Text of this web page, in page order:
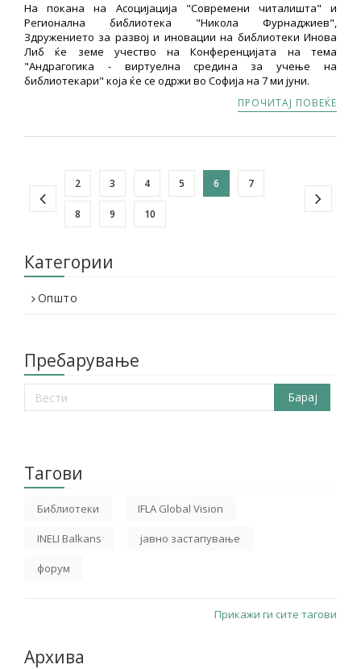
На покана на Асоцијација "Современи читалишта" и
Регионална библиотека "Никола Фурнаджиев",
Здружението за развој и иновации на библиотеки Инова
Либ ќе земе учество на Конференцијата на тема
"Андрагогика - виртуелна средина за учење на
библиотекари" која ќе се одржи во Софија на 7 ми јуни.
ПРОЧИТАЈ ПОВЕЌЕ
2 3 4 5 6 7
8 9 10
Категории
Општо
Пребарување
Тагови
Библиотеки IFLA Global Vision
INELI Balkans јавно застапување
форум
Прикажи ги сите тагови
Архива